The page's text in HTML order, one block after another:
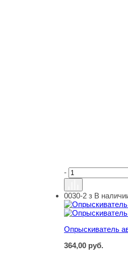
-
Опрыскиватель
0030-2 з В
Опрыскиватель
364,00 руб.